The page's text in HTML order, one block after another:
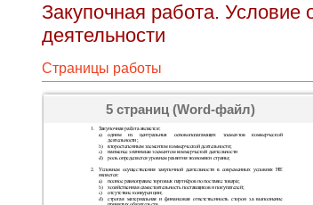
Закупочная работа. Условие
деятельности
Страницы работы
5 страниц (Word-файл)